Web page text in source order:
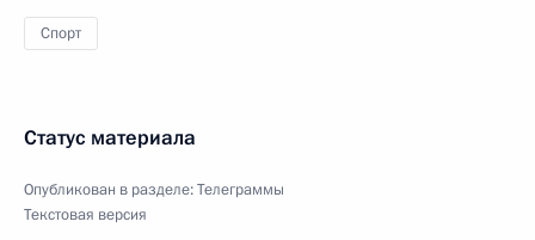
Спорт
Статус материала
Опубликован в разделе:Телеграммы
Текстовая версия